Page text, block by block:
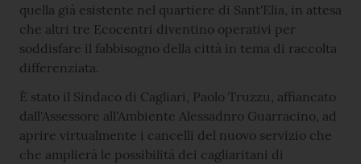
quella già esistente nel quartiere di Sant'Elia, in attesa
che altri tre Ecocentri diventino operativi per
soddisfare il fabbisogno della città in tema di raccolta
differenziata.
È stato il Sindaco di Cagliari, Paolo Truzzu, affiancato
dall'Assessore all'Ambiente Alessadnro Guarracino, ad
aprire virtualmente i cancelli del nuovo servizio che
che amplierà le possibilità dei cagliaritani di